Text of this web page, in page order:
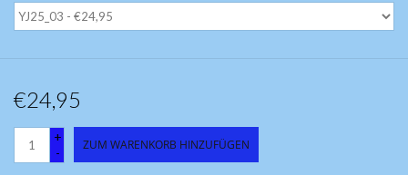
€24,95
+
-
ZUM WARENKORB HINZUFÜGEN